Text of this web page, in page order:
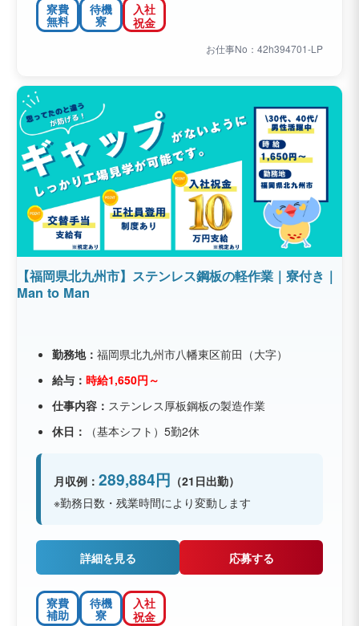
寮費
無料
待機
寮
入社
祝金
お仕事No：42h394701-LP
【福岡県北九州市】ステンレス鋼板の軽作業｜寮付き｜
Man to Man
勤務地： 福岡県北九州市八幡東区前田（大字）
給与： 時給1,650円～
仕事内容： ステンレス厚板鋼板の製造作業
休日：
（基本シフト）5勤2休
月収例： 289,884円 （21日出勤）
※勤務日数・残業時間により変動します
詳細を見る 応募する
寮費
補助
待機
寮
入社
祝金